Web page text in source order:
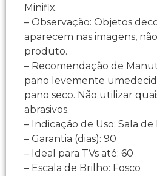
Minifix.
– Observação: Objetos
aparecem nas imagens,
produto.
– Recomendação de
pano levemente
pano seco. Não utilizar
abrasivos.
– Indicação de Uso: Sala de
– Garantia (dias): 90
– Ideal para TVs até: 60
– Escala de Brilho: Fosco